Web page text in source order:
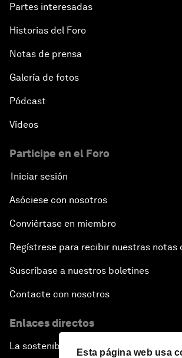
Esta página web usa
Partes interesadas
Historias del Foro
Notas de prensa
Galería de fotos
Pódcast
Vídeos
Participe en el Foro
Iniciar sesión
Asóciese con nosotros
Conviértase en miembro
Regístrese para recibir nuestras notas
Suscríbase a nuestros boletines
Contacte con nosotros
Enlaces directos
La sostenibilidad en el Foro